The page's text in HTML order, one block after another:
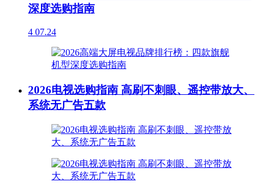
深度选购指南
4 07.24
2026电视选购指南 高刷不刺眼、遥控带放大、
系统无广告五款